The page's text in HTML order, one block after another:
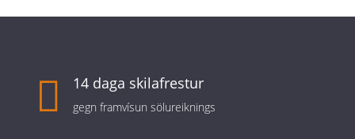
 14 daga skilafrestur
gegn framvísun sölureiknings